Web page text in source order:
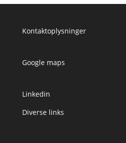
Kontaktoplysninger
Google maps
Linkedin
Diverse links